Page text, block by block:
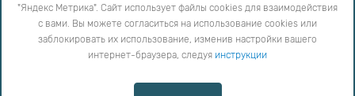
Сайт использует файлы cookies для взаимодействия с вами. Вы можете согласиться на
использование cookies или заблокировать их использование, изменив настройки вашего интернет-
"Яндекс Метрика". Сайт использует файлы cookies для взаимодействия
с вами. Вы можете согласиться на использование cookies или
заблокировать их использование, изменив настройки вашего
интернет-браузера, следуя инструкции